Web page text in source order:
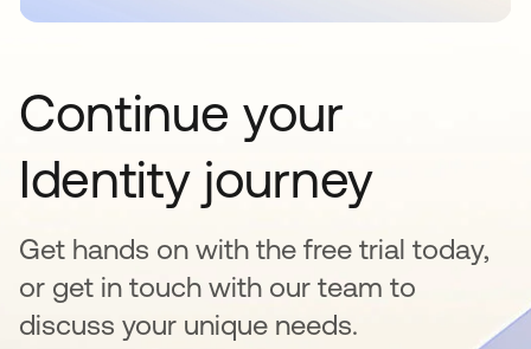
Continue your
Identity journey
Get hands on with the free trial today,
or get in touch with our team to
discuss your unique needs.